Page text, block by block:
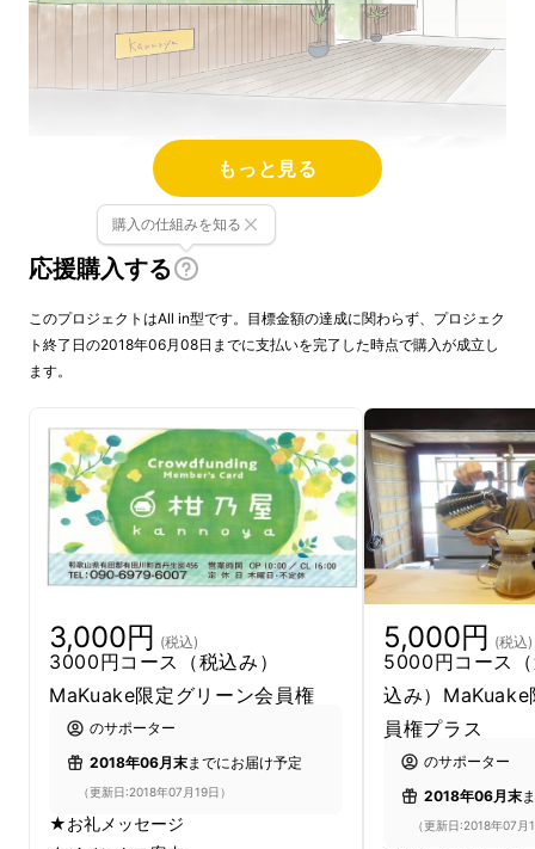
はじめまして！髙垣千恵です。
私は和歌山県有田郡有田川町にある築105年の
古民家を改修し、この町のシンボルとして再生
もっと見る
応援購入する
購入の仕組みを知る
このプロジェクトはAll in型です。目標金額の達成に関わらず、プロジェク
ト終了日の2018年06月08日までに支払いを完了した時点で購入が成立し
ます。
3,000円 (税込)
3000円コース（税込み）
MaKuake限定グリーン会員権
のサポーター
2018年06月末までにお届け予定
（更新日:2018年07月19日）
★お礼メッセージ
5,000円 (税込)
5000円コース
込み）
員権プラス
のサポーター
2018年06月末
（更新日:2018年07月